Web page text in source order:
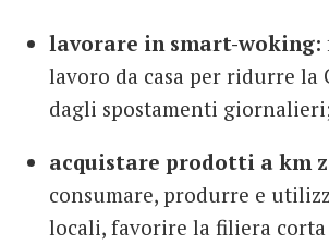
lavorare in smart-woking:
lavoro da casa per ridurre la
dagli spostamenti
acquistare prodotti a km
consumare, produrre e
locali, favorire la filiera